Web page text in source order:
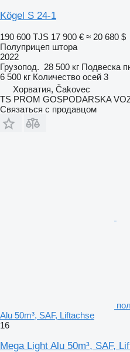
Kögel S 24-1
190 600 TJS 17 900 € ≈ 20 680 $
Полуприцеп штора
2022
Грузопод. 28 500 кг Подвеска
6 500 кг Количество осей 3
Хорватия, Čakovec
TS PROM GOSPODARSKA
Связаться с продавцом
Alu 50m³, SAF, Liftachse
16
Mega Light Alu 50m³, SAF,